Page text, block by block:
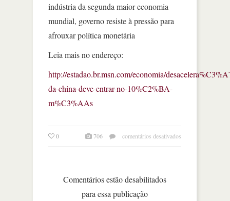
indústria da segunda maior economia
mundial, governo resiste à pressão para
afrouxar política monetária
Leia mais no endereço:
http://estadao.br.msn.com/economia/
da-china-deve-entrar-no-10%C2%BA-
m%C3%AAs
0 706 comentários desativados
Comentários estão desabilitados
para essa publicação